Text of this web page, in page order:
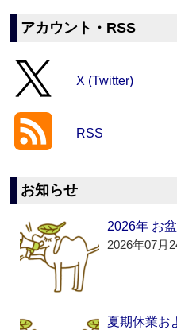
アカウント・RSS
X (Twitter)
RSS
お知らせ
2026年 お
2026年07月
夏期休業お